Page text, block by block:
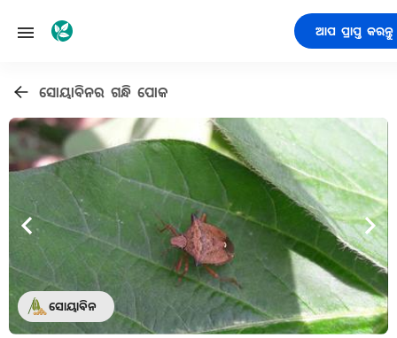
ଆପ ପ୍ରାପ୍ତ କରନ୍ତୁ
ସୋୟାବିନର ଗନ୍ଧି ପୋକ
ସୋୟାବିନ